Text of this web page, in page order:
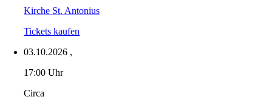
Kirche St. Antonius
Tickets kaufen
03.10.2026 ,
17:00 Uhr
Circa